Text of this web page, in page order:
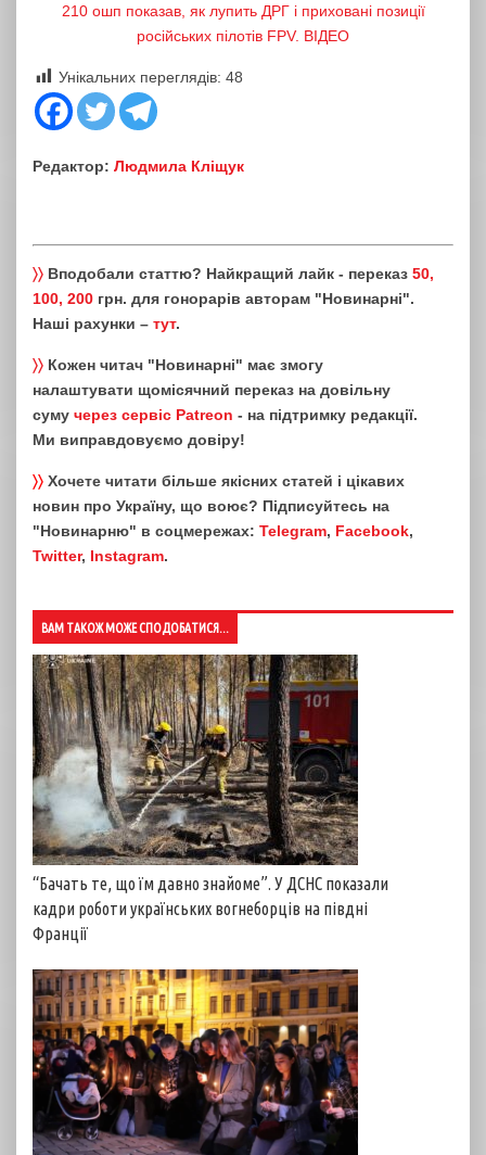
210 ошп показав, як лупить ДРГ і приховані позиції
російських пілотів FPV. ВІДЕО
Унікальних переглядів: 48
Редактор: Людмила Кліщук
〉〉 Вподобали статтю? Найкращий лайк - переказ 50,
100, 200 грн. для гонорарів авторам "Новинарні".
Наші рахунки – тут.
〉〉 Кожен читач "Новинарні" має змогу
налаштувати щомісячний переказ на довільну
суму через сервіс Patreon - на підтримку редакції.
Ми виправдовуємо довіру!
〉〉 Хочете читати більше якісних статей і цікавих
новин про Україну, що воює? Підписуйтесь на
"Новинарню" в соцмережах: Telegram, Facebook,
Twitter, Instagram.
ВАМ ТАКОЖ МОЖЕ СПОДОБАТИСЯ...
“Бачать те, що їм давно знайоме”. У ДСНС показали
кадри роботи українських вогнеборців на півдні
Франції